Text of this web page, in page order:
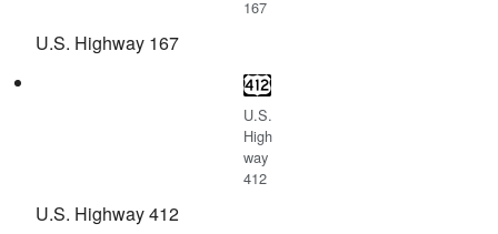
167
U.S. Highway 167
U.S.
High
way
412
U.S. Highway 412